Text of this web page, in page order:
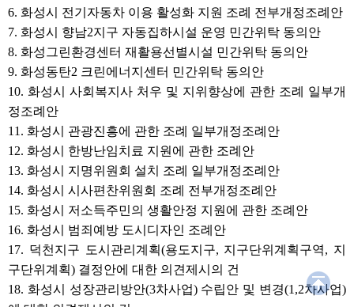
민간위탁 동의안
10. 화성시 사회복지사 처우 및
지위향상에 관한 조례 일부개정
조례안
11. 화성시 관광진흥에 관한 조례
일부개정조례안
12. 화성시 한방난임치료 지원에
관한 조례안
13. 화성시 지명위원회 설치 조례
일부개정조례안
14. 화성시 시사편찬위원회 조례
전부개정조례안
15. 화성시 저소득주민의 생활안
정 지원에 관한 조례안
16. 화성시 범죄예방 도시디자인
조례안
17. 덕천지구 도시관리계획(용도
지구, 지구단위계획구역, 지구단
위계획) 결정안에 대한 의견제시
6. 화성시 전기자동차 이용 활성화 지원 조례 전부개정조례안
7. 화성시 향남2지구 자동집하시설 운영 민간위탁 동의안
8. 화성그린환경센터 재활용선별시설 민간위탁 동의안
9. 화성동탄2 크린에너지센터 민간위탁 동의안
10. 화성시 사회복지사 처우 및 지위향상에 관한 조례 일부개
정조례안
11. 화성시 관광진흥에 관한 조례 일부개정조례안
12. 화성시 한방난임치료 지원에 관한 조례안
13. 화성시 지명위원회 설치 조례 일부개정조례안
14. 화성시 시사편찬위원회 조례 전부개정조례안
15. 화성시 저소득주민의 생활안정 지원에 관한 조례안
16. 화성시 범죄예방 도시디자인 조례안
17. 덕천지구 도시관리계획(용도지구, 지구단위계획구역, 지
구단위계획) 결정안에 대한 의견제시의 건
18. 화성시 성장관리방안(3차사업) 수립안 및 변경(1,2차사업)